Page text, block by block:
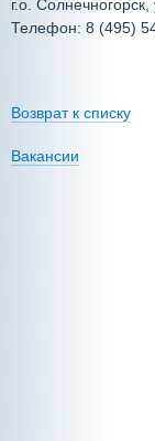
г.о.
Телефон: 8 (495)
Возврат к списку
Вакансии